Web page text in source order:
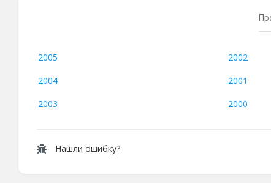
2005
2004
2003
2002
2001
2000
Нашли ошибку?